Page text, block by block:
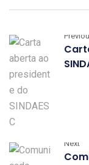
Next